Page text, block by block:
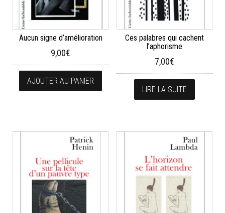
Aucun signe d’amélioration
9,00€
AJOUTER AU PANIER
Ces palabres qui cachent
l’aphorisme
7,00€
LIRE LA SUITE